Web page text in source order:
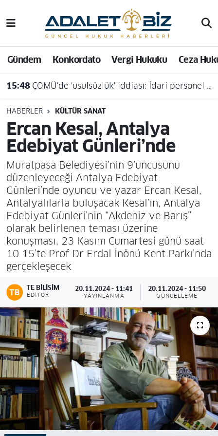
Gündem Konkordato Vergi Hukuku Ceza
15:48 ÇOMÜ'de 'usulsüzlük' iddiası: İdari personel açığa alındı
HABERLER KÜLTÜR SANAT
Ercan Kesal, Antalya
Edebiyat Günleri’nde
Muratpaşa Belediyesi’nin 9’uncusunu
düzenleyeceği Antalya Edebiyat
Günleri’nde oyuncu ve yazar Ercan Kesal,
Antalyalılarla buluşacak Kesal’ın, Antalya
Edebiyat Günleri’nin “Akdeniz ve Barış”
olarak belirlenen teması üzerine
konuşması, 23 Kasım Cumartesi günü saat
10 15’te Prof Dr Erdal İnönü Kent Parkı’nda
gerçekleşecek
TE BILISIM
EDITÖR
20.11.2024 - 11:41
YAYINLANMA
20.11.2024 - 11:50
GÜNCELLEME
Hava Durumu
Trafik Durumu
Süper Lig Puan Durumu ve Fikstür
Tüm Manşetler
Son Dakika Haberleri
Haber Arşivi